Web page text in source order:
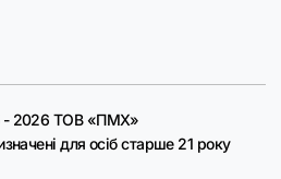
- 2026 ТОВ «ПМХ»
для осіб старше 21 року